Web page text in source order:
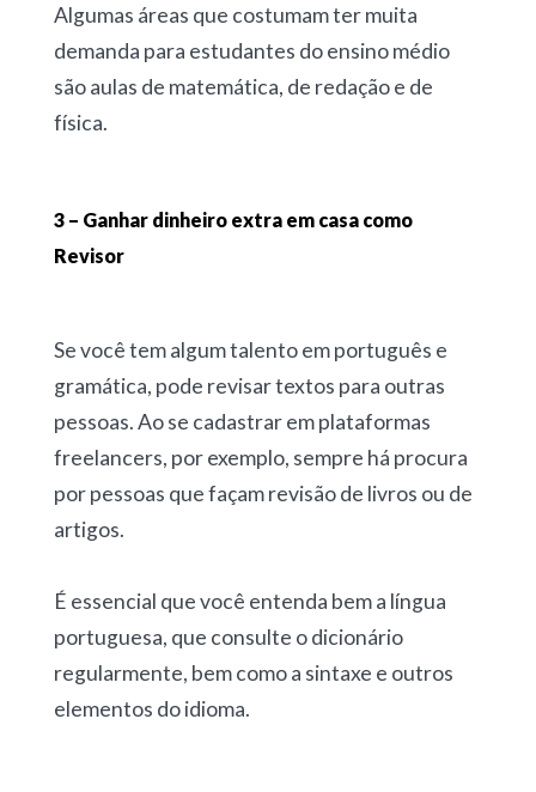
Algumas áreas que costumam ter muita
demanda para estudantes do ensino médio
são aulas de matemática, de redação e de
física.
3 – Ganhar dinheiro extra em casa como
Revisor
Se você tem algum talento em português e
gramática, pode revisar textos para outras
pessoas. Ao se cadastrar em plataformas
freelancers, por exemplo, sempre há procura
por pessoas que façam revisão de livros ou de
artigos.
É essencial que você entenda bem a língua
portuguesa, que consulte o dicionário
regularmente, bem como a sintaxe e outros
elementos do idioma.